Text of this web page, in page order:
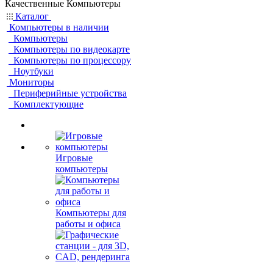
Качественные Компьютеры
Каталог
Компьютеры в наличии
Компьютеры
Компьютеры по видеокарте
Компьютеры по процессору
Ноутбуки
Мониторы
Периферийные устройства
Комплектующие
Игровые
компьютеры
Компьютеры для
работы и офиса